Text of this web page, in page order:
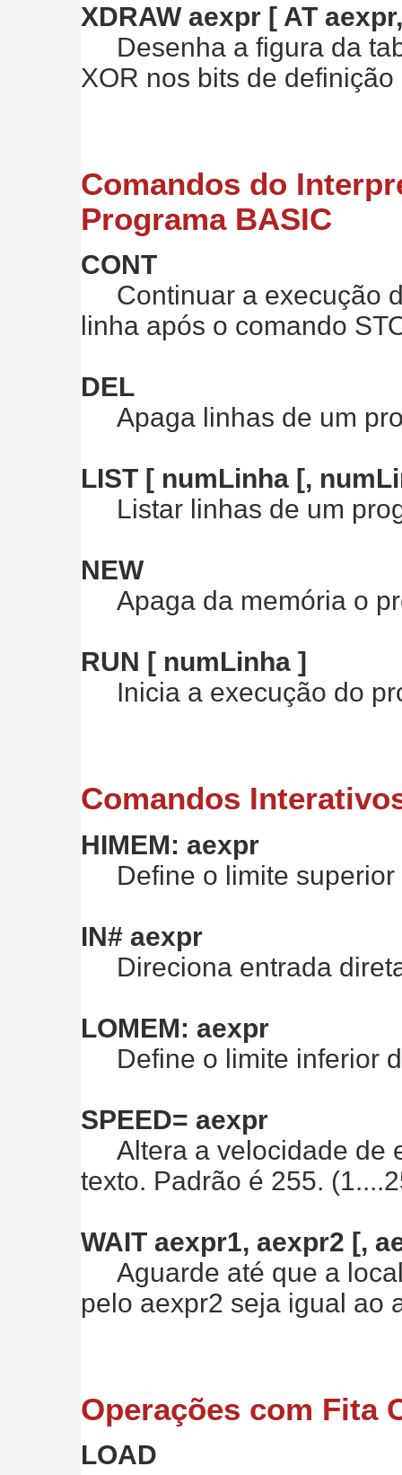
XDRAW aexpr [ AT
Desenha a figura da
XOR nos bits de definição
Comandos do
Programa BASIC
CONT
Continuar a execução
linha após o comando
DEL
Apaga linhas de um
LIST [ numLinha [,
Listar linhas de um
NEW
Apaga da memória o
RUN [ numLinha ]
Inicia a execução do
Comandos
HIMEM: aexpr
Define o limite superior
IN# aexpr
Direciona entrada
LOMEM: aexpr
Define o limite inferior
SPEED= aexpr
Altera a velocidade de
texto. Padrão é 255.
WAIT aexpr1, aexpr2 [,
Aguarde até que a
pelo aexpr2 seja igual ao
Operações com Fita
LOAD